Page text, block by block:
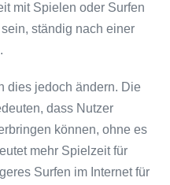
mit Spielen oder Surfen
ständig nach einer
dies jedoch ändern. Die
dass Nutzer
können, ohne es
mehr Spielzeit für
Surfen im Internet für